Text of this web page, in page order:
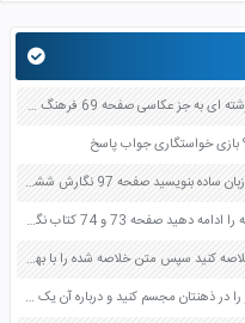
یکی از هنرمندان معاصر مورد علاقه خود را در هر رشته ای به جز عکاسی صفحه 69 فرهنگ و هنر نهم
بازی خواستگاری جواب پاسخ
یکی از حکایت هایی را که تا به حال شنیده اید به زبان ساده بنویسید صفحه 97 نگارش ششم دبستان
یکی از متن های ناتمام زیر را انتخاب کنید و نوشته را ادامه دهید صفحه 73 و 74 کتاب نگارش فارسی پنجم دبستان
یکی از درس های مندرج در کتاب درسی خود را خلاصه کنید سپس متن خلاصه شده را با بهره گیری از روش های دسته بندی نمودار جدول نقشه مفهومی نشان دهید صفحه 118 نگارش یازدهم
یکی از صدا های آبشار به هم خوردن برگ ها زنبور را در ذهنتان مجسم کنید و درباره آن یک بند بنویسید صفحه 11 نگارش پنجم